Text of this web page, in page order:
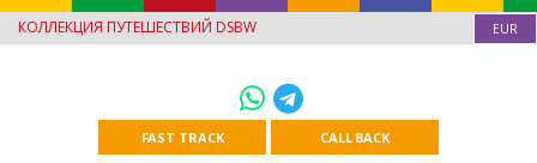
КОЛЛЕКЦИЯ ПУТЕШЕСТВИЙ DSBW EUR
FAST TRACK CALL BACK